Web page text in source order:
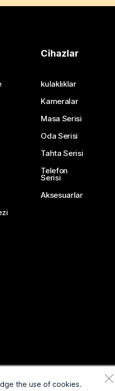
Cihazlar
kulaklıklar
Kameralar
Masa Serisi
Oda Serisi
Tahta Serisi
Telefon
Serisi
Aksesuarlar
the use of cookies.